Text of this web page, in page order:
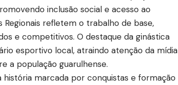
inclusão social e acesso ao
refletem o trabalho de base,
e competitivos. O destaque da ginástica
esportivo local, atraindo atenção da mídia
a população guarulhense.
história marcada por conquistas e formação